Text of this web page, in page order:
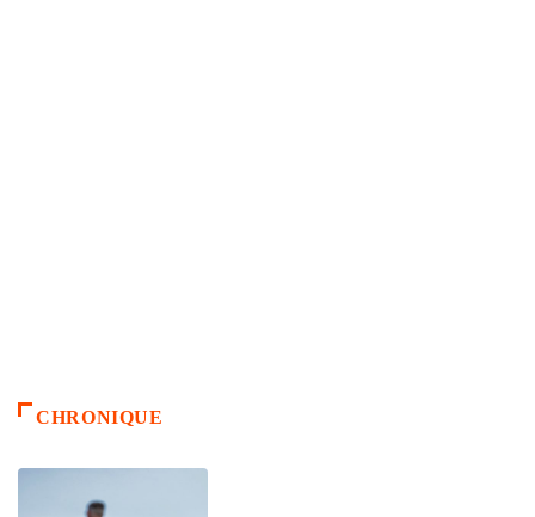
CHRONIQUE